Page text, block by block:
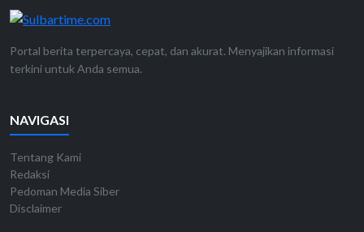
Portal berita terpercaya, cepat, dan akurat. Menyajikan informasi
terkini untuk Anda semua.
NAVIGASI
Tentang Kami
Redaksi
Pedoman Media Siber
Disclaimer